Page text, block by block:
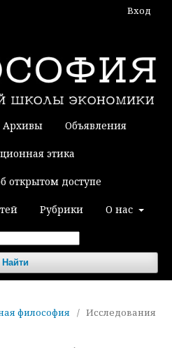
Архивы Объявления
этика
открытом доступе
Рубрики О нас
Найти
Вход
философия
/ Исследования